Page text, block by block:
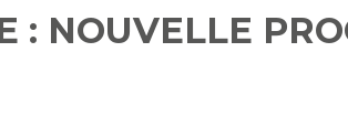
: NOUVELLE